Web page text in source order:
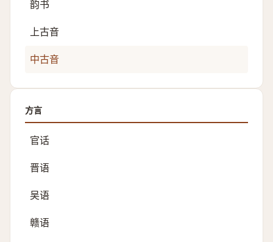
韵书
上古音
中古音
方言
官话
晋语
吴语
赣语